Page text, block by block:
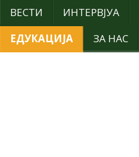
ВЕСТИ ИНТЕРВЈУА
ЕДУКАЦИЈА
ЗА НАС